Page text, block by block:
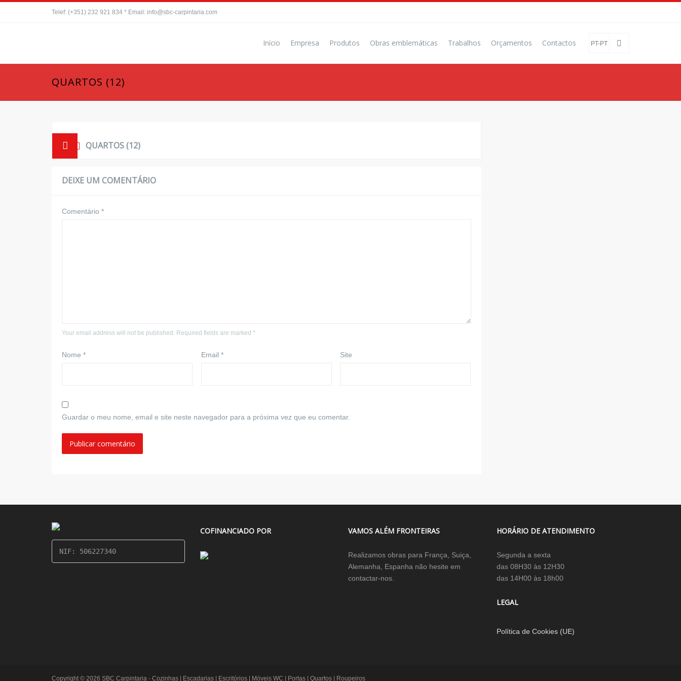
Telef: (+351) 232 921 834 * Email: info@sbc-carpintaria.com
PT-PT
Início Empresa Produtos Obras emblemáticas Trabalhos Orçamentos Contactos
QUARTOS (12)
QUARTOS (12)
DEIXE UM COMENTÁRIO
Comentário *
Your email address will not be published. Required fields are marked *
Nome * Email * Site
Guardar o meu nome, email e site neste navegador para a próxima vez que eu comentar.
NIF: 506227340
COFINANCIADO POR VAMOS ALÉM FRONTEIRAS
Realizamos obras para França, Suiça,
Alemanha, Espanha não hesite em
contactar-nos.
HORÁRIO DE ATENDIMENTO
Segunda a sexta
das 08H30 às 12H30
das 14H00 às 18h00
LEGAL
Política de Cookies (UE)
Copyright © 2026 SBC Carpintaria - Cozinhas | Escadarias | Escritórios | Móveis WC | Portas | Quartos | Roupeiros